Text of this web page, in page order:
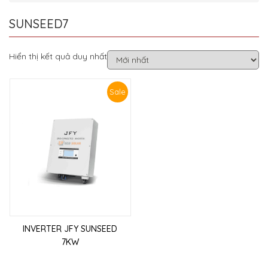
SUNSEED7
Hiển thị kết quả duy nhất
Sale
INVERTER JFY SUNSEED
7KW